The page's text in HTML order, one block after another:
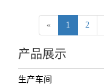
« 1 2
产品展示
生产车间